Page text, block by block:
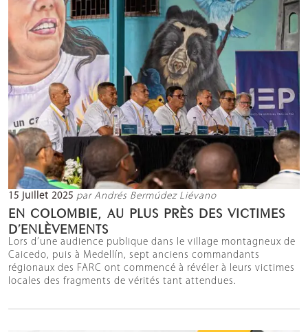
15 juillet 2025 par Andrés Bermúdez Liévano
EN COLOMBIE, AU PLUS PRÈS DES VICTIMES
D’ENLÈVEMENTS
Lors d’une audience publique dans le village montagneux de
Caicedo, puis à Medellín, sept anciens commandants
régionaux des FARC ont commencé à révéler à leurs victimes
locales des fragments de vérités tant attendues.